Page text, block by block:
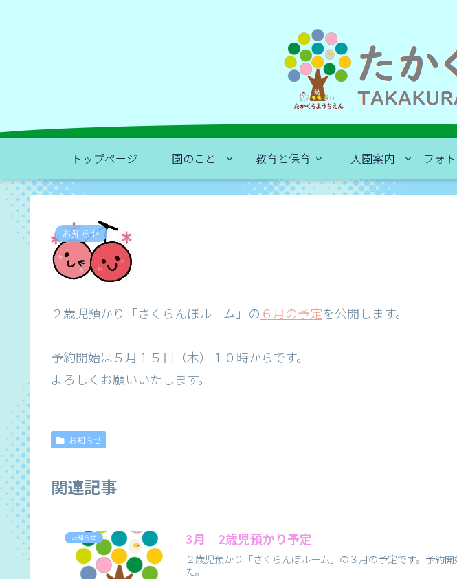
トップページ 園のこと 教育と保育 入園案内 フォ
お知らせ
２歳児預かり「さくらんぼルーム」の ６月の予定を公開します。
予約開始は５月１５日（木）１０時からです。
よろしくお願いいたします。
お知らせ
関連記事
お知らせ 3月 2歳児預かり予定
２歳児預かり「さくらんぼルーム」の３月の予定です。予約
た。